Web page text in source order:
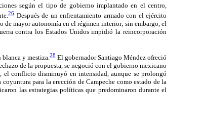
según el tipo de gobierno implantado en el centro,
26 Después de un enfrentamiento armado con el ejército
de mayor autonomía en el régimen interior; sin embargo, el
contra los Estados Unidos impidió la reincorporación
y mestiza.28El gobernador Santiago Méndez ofreció
de la propuesta, se negoció con el gobierno mexicano
el conflicto disminuyó en intensidad, aunque se prolongó
para la erección de Campeche como estado de la
las estrategias políticas que predominaron durante el